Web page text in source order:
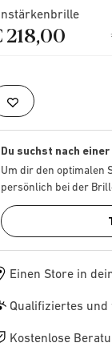
218,00
Du suchst nach
Um dir den optimalen
persönlich bei der
Einen Store in
Qualifiziertes und
Kostenlose